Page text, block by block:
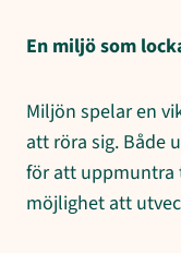
En miljö som
Miljön spelar en
att röra sig. Både
för att uppmuntra
möjlighet att